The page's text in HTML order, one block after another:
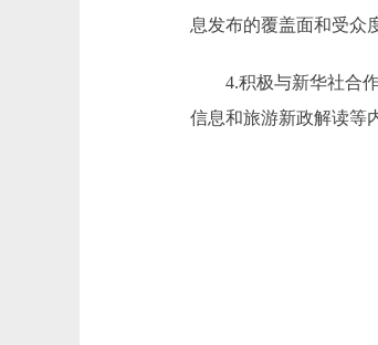
息发布的覆盖面和受众
4.积极与新华社合作
信息和旅游新政解读等